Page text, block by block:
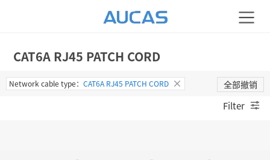
CAT6A RJ45 PATCH CORD
Network cable type： CAT6A RJ45 PATCH CORD 全部撤销
Filter